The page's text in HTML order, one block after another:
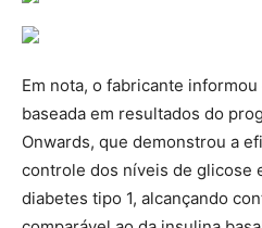
Em nota, o fabricante
baseada em resultados do
Onwards, que demonstrou a
controle dos níveis de glicose
diabetes tipo 1, alcançando